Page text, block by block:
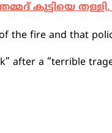
കുട്ടിയെ
the fire and that
after a “terrible